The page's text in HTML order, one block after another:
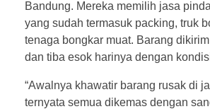
Bandung. Mereka memilih jasa
yang sudah termasuk packing, truk
tenaga bongkar muat. Barang
dan tiba esok harinya dengan
“Awalnya khawatir barang rusak di
ternyata semua dikemas dengan